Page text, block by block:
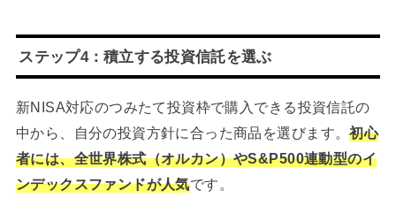
ステップ4：積立する投資信託を選ぶ
新NISA対応のつみたて投資枠で購入できる投資信託の
中から、自分の投資方針に合った商品を選びます。初心
者には、全世界株式（オルカン）やS&P500連動型のイ
ンデックスファンドが人気です。